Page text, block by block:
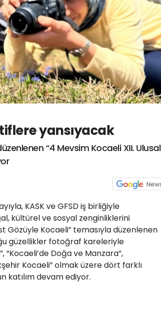
yansıyacak
“4 Mevsim Kocaeli XII. Ulusal
KASK ve GFSD iş birliğiyle
kültürel ve sosyal zenginliklerini
Gözüyle Kocaeli” temasıyla düzenlenen
güzellikler fotoğraf kareleriyle
“Kocaeli’de Doğa ve Manzara”,
Kocaeli” olmak üzere dört farklı
katılım devam ediyor.